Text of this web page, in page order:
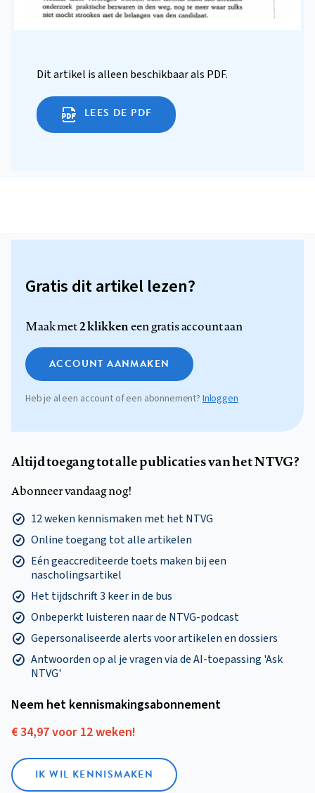
Dit artikel is alleen beschikbaar als PDF.
LEES DE PDF
Gratis dit artikel lezen?
Maak met2 klikkeneen gratis account aan
ACCOUNT AANMAKEN
Heb je al een account of een abonnement? Inloggen
Altijd toegang tot alle publicaties van het NTVG?
Abonneer vandaag nog!
12 weken kennismaken met het NTVG
Online toegang tot alle artikelen
Eén geaccrediteerde toets maken bij een
nascholingsartikel
Het tijdschrift 3 keer in de bus
Onbeperkt luisteren naar de NTVG-podcast
Gepersonaliseerde alerts voor artikelen en dossiers
Antwoorden op al je vragen via de AI-toepassing 'Ask
NTVG'
Neem het kennismakings­abonnement
€ 34,97 voor 12 weken!
IK WIL KENNISMAKEN